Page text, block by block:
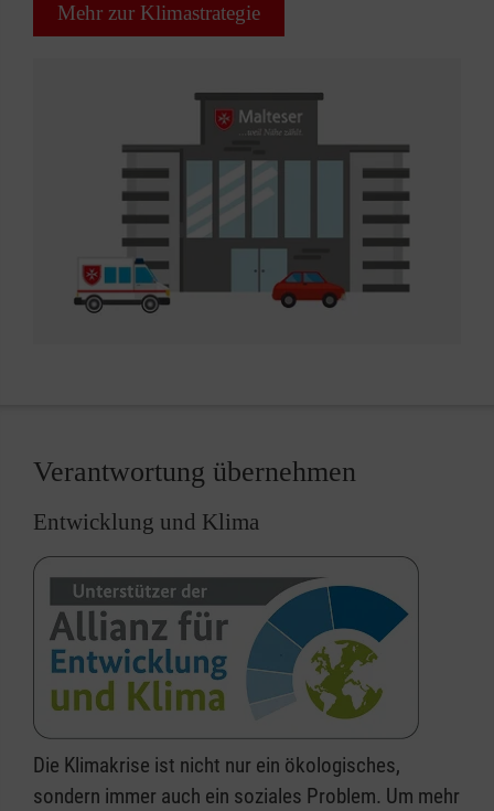
Mehr zur Klimastrategie
Verantwortung übernehmen
Entwicklung und Klima
Die Klimakrise ist nicht nur ein ökologisches,
sondern immer auch ein soziales Problem. Um mehr